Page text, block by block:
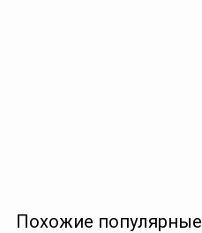
Похожие популярные